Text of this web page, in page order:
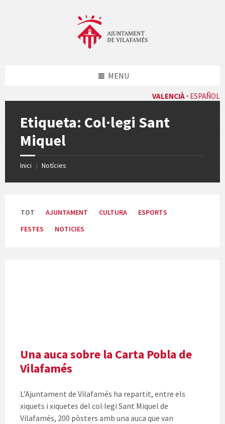
VALENCIÀ ESPAÑOL
MENU
Etiqueta: Col·legi Sant
Miquel
Inici / Notícies
TOT AJUNTAMENT CULTURA
ESPORTS
FESTES
NOTICIES
Una auca sobre la Carta Pobla de
Vilafamés
L’Ajuntament de Vilafamés ha repartit, entre els
xiquets i xiquetes del col·legi Sant Miquel de
Vilafamés, 200 pòsters amb una auca que van